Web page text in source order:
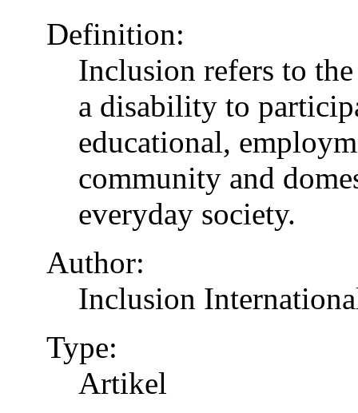
Definition:
Inclusion refers to
a disability to
educational,
community and
everyday society.
Author:
Inclusion
Type:
Artikel